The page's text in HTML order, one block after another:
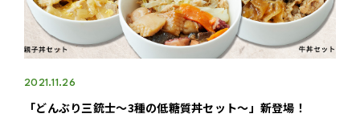
2021.11.26
「どんぶり三銃士～3種の低糖質丼セット～」新登場！